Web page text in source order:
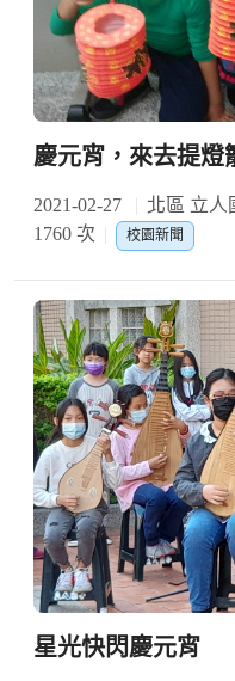
慶元宵，來去提燈
2021-02-27 北區 立人
1760 次
校園新聞
星光快閃慶元宵